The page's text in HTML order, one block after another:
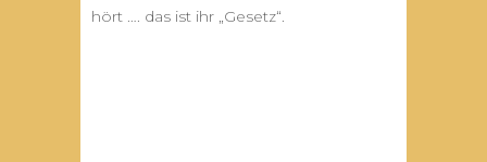
hört …. das ist ihr „Gesetz“.